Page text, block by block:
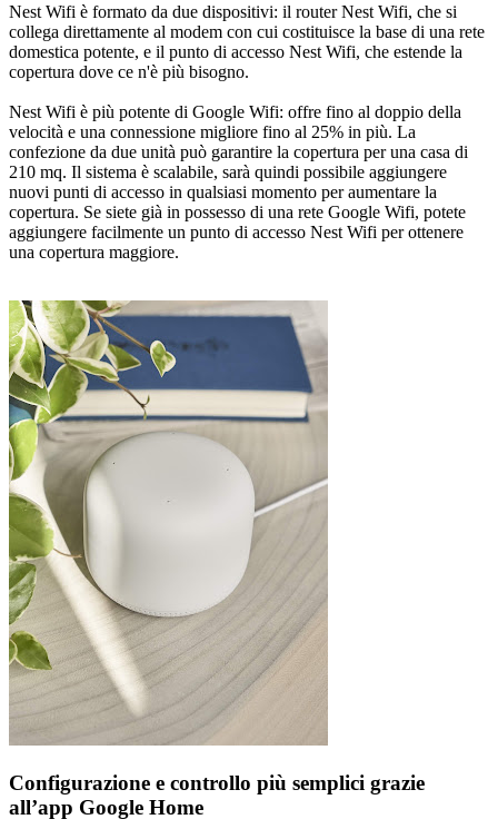
Nest Wifi è formato da due dispositivi: il router Nest Wifi, che si
collega direttamente al modem con cui costituisce la base di una rete
domestica potente, e il punto di accesso Nest Wifi, che estende la
copertura dove ce n'è più bisogno.
Nest Wifi è più potente di Google Wifi: offre fino al doppio della
velocità e una connessione migliore fino al 25% in più. La
confezione da due unità può garantire la copertura per una casa di
210 mq. Il sistema è scalabile, sarà quindi possibile aggiungere
nuovi punti di accesso in qualsiasi momento per aumentare la
copertura. Se siete già in possesso di una rete Google Wifi, potete
aggiungere facilmente un punto di accesso Nest Wifi per ottenere
una copertura maggiore.
Configurazione e controllo più semplici grazie
all’app Google Home